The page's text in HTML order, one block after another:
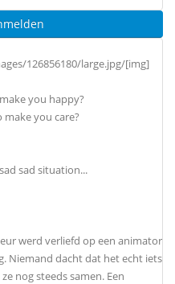
126856180/large.jpg/[img]
you happy?
you care?
sad situation...
werd verliefd op een animator
Niemand dacht dat het echt iets
nog steeds samen. Een